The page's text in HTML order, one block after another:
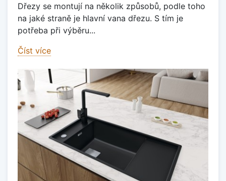
Dřezy se montují na několik způsobů, podle toho
na jaké straně je hlavní vana dřezu. S tím je
potřeba při výběru...
Číst více